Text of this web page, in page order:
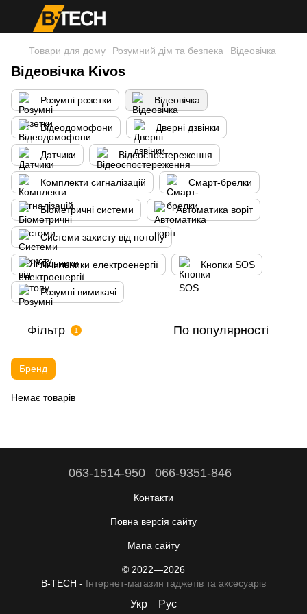
Товари для дому Розумний дім та безпека Відеовічка
Відеовічка Kivos
Розумні розетки Відеовічка
Відеодомофони Дверні дзвінки
Датчики Відеоспостереження
Комплекти сигналізацій Смарт-брелки
Біометричні системи Автоматика воріт
Системи захисту від потопу
Лічильники електроенергії Кнопки SOS
Розумні вимикачі
Фільтр 1 По популярності
Бренд
Немає товарів
063-1514-950 066-9351-846
Контакти
Повна версія сайту
Мапа сайту
© 2022—2026
B-TECH - Інтернет-магазин гаджетів та аксесуарів
Укр Рус